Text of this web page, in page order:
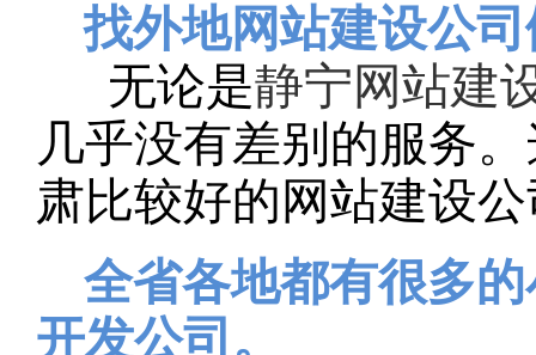
找外地网站建设公
无论是静宁网站建
几乎没有差别的服务
肃比较好的网站建设
全省各地都有很多
开发公司。